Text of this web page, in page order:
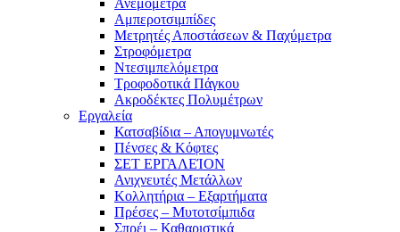
Αμπεροτσιμπίδες
Μετρητές Αποστάσεων & Παχύμετρα
Στροφόμετρα
Ντεσιμπελόμετρα
Τροφοδοτικά Πάγκου
Ακροδέκτες Πολυμέτρων
Εργαλεία
Κατσαβίδια – Απογυμνωτές
Πένσες & Κόφτες
ΣΕΤ ΕΡΓΑΛΕΊΟΝ
Ανιχνευτές Μετάλλων
Κολλητήρια – Εξαρτήματα
Πρέσες – Μυτοτσίμπιδα
Σπρέι – Καθαριστικά